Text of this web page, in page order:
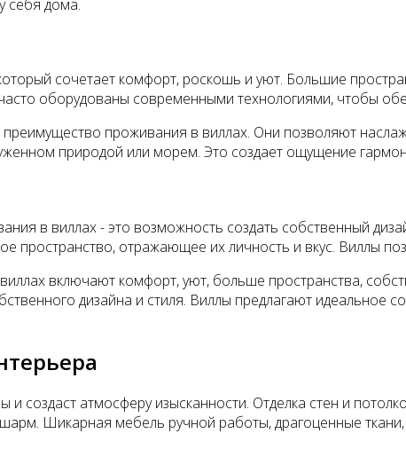
себя дома.
сочетает комфорт, роскошь и уют. Большие
оборудованы современными технологиями, чтобы
проживания в виллах. Они позволяют
природой или морем. Это создает ощущение
в виллах - это возможность создать собственный
пространство, отражающее их личность и вкус. Виллы
включают комфорт, уют, больше пространства,
дизайна и стиля. Виллы предлагают идеальное
и создаст атмосферу изысканности. Отделка стен и
Шикарная мебель ручной работы, драгоценные